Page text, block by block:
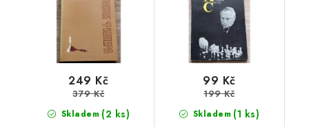
Skladem (2 ks)
249 Kč
379 Kč
Skladem (1 ks)
99 Kč
199 Kč